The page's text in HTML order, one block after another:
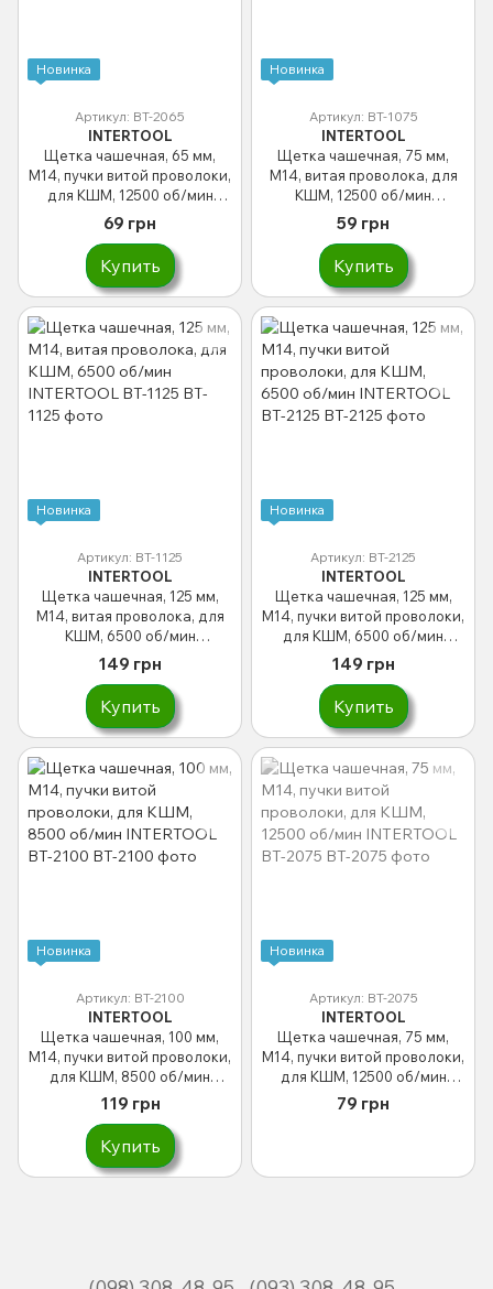
Новинка
Артикул: BT-2065
INTERTOOL
Щетка чашечная, 65 мм,
M14, пучки витой проволоки,
для КШМ, 12500 об/мин
INTERTOOL BT-2065
69 грн
Купить
Новинка
Артикул: BT-1075
INTERTOOL
Щетка чашечная, 75 мм,
M14, витая проволока, для
КШМ, 12500 об/мин
INTERTOOL BT-1075
59 грн
Купить
Новинка
Артикул: BT-1125
INTERTOOL
Щетка чашечная, 125 мм,
M14, витая проволока, для
КШМ, 6500 об/мин
INTERTOOL BT-1125
149 грн
Купить
Новинка
Артикул: BT-2125
INTERTOOL
Щетка чашечная, 125 мм,
M14, пучки витой проволоки,
для КШМ, 6500 об/мин
INTERTOOL BT-2125
149 грн
Купить
Новинка
Артикул: BT-2100
INTERTOOL
Щетка чашечная, 100 мм,
M14, пучки витой проволоки,
для КШМ, 8500 об/мин
INTERTOOL BT-2100
119 грн
Купить
Новинка
Артикул: BT-2075
INTERTOOL
Щетка чашечная, 75 мм,
M14, пучки витой проволоки,
для КШМ, 12500 об/мин
INTERTOOL BT-2075
79 грн